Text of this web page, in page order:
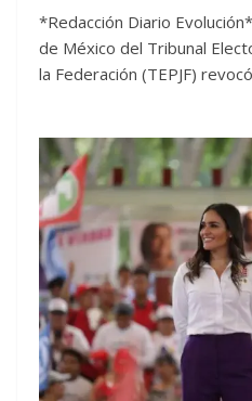
*Redacción Diario
de México del Tribunal
la Federación (TEPJF) revocó